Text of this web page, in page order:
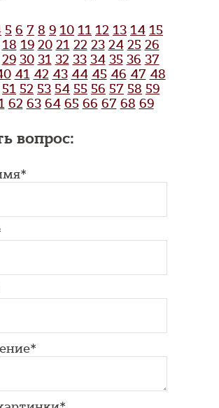
5 6 7 8 9 10 11 12 13 14 15
18 19 20 21 22 23 24 25 26
29 30 31 32 33 34 35 36 37
41 42 43 44 45 46 47 48
51 52 53 54 55 56 57 58 59
62 63 64 65 66 67 68 69
вопрос: